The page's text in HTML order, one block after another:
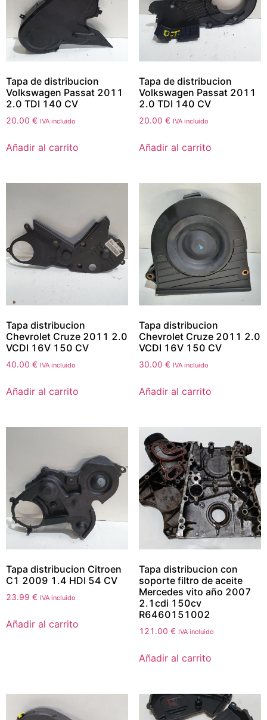
Tapa de distribucion
Volkswagen Passat 2011
2.0 TDI 140 CV
20.00 € IVA incluido
Añadir al carrito
Tapa de distribucion
Volkswagen Passat 2011
2.0 TDI 140 CV
20.00 € IVA incluido
Añadir al carrito
Tapa distribucion
Chevrolet Cruze 2011 2.0
VCDI 16V 150 CV
40.00 € IVA incluido
Añadir al carrito
Tapa distribucion
Chevrolet Cruze 2011 2.0
VCDI 16V 150 CV
30.00 € IVA incluido
Añadir al carrito
Tapa distribucion Citroen
C1 2009 1.4 HDI 54 CV
23.99 € IVA incluido
Añadir al carrito
Tapa distribucion con
soporte filtro de aceite
Mercedes vito año 2007
2.1cdi 150cv
R6460151002
121.00 € IVA incluido
Añadir al carrito